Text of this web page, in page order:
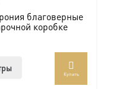
благоверные
коробке
Купить